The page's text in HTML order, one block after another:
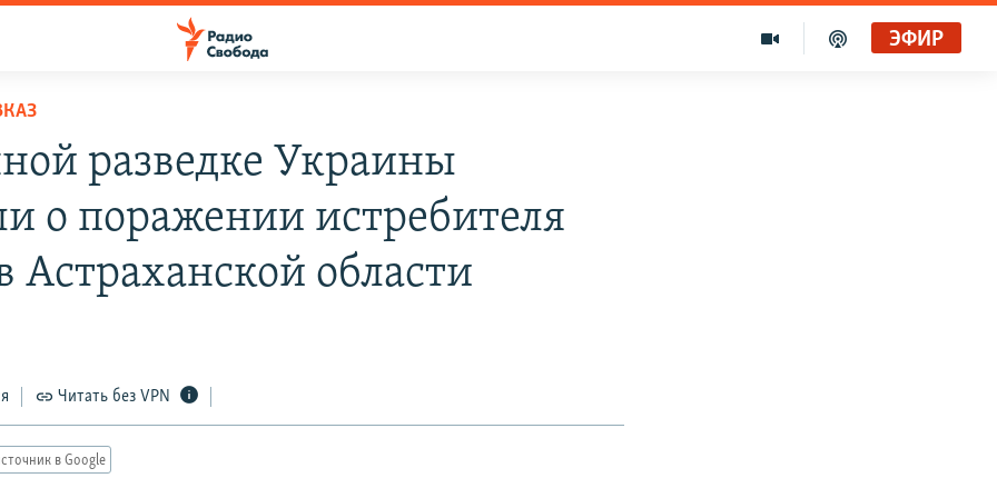
ЭФИР
разведке Украины
о поражении истребителя
Астраханской области
Читать без VPN
в Google